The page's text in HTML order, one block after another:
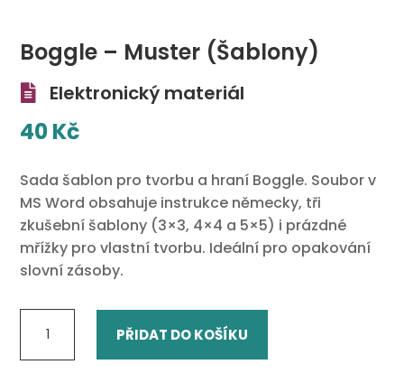
Boggle – Muster (Šablony)
 Elektronický materiál
40Kč
Sada šablon pro tvorbu a hraní Boggle. Soubor v
MS Word obsahuje instrukce německy, tři
zkušební šablony (3×3, 4×4 a 5×5) i prázdné
mřížky pro vlastní tvorbu. Ideální pro opakování
slovní zásoby.
Muster
PŘIDAT DO KOŠÍKU